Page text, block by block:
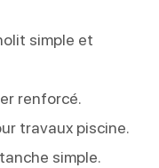
simple et
renforcé.
travaux piscine.
simple.